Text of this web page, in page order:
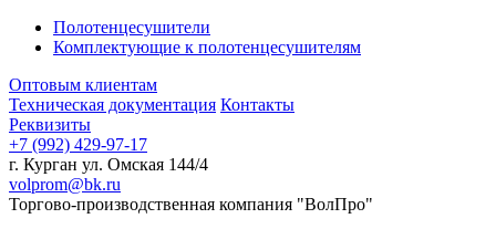
Полотенцесушители
Комплектующие к полотенцесушителям
Оптовым клиентам
Техническая документация Контакты
Реквизиты
+7 (992) 429-97-17
г. Курган ул. Омская 144/4
volprom@bk.ru
Торгово-производственная компания "ВолПро"